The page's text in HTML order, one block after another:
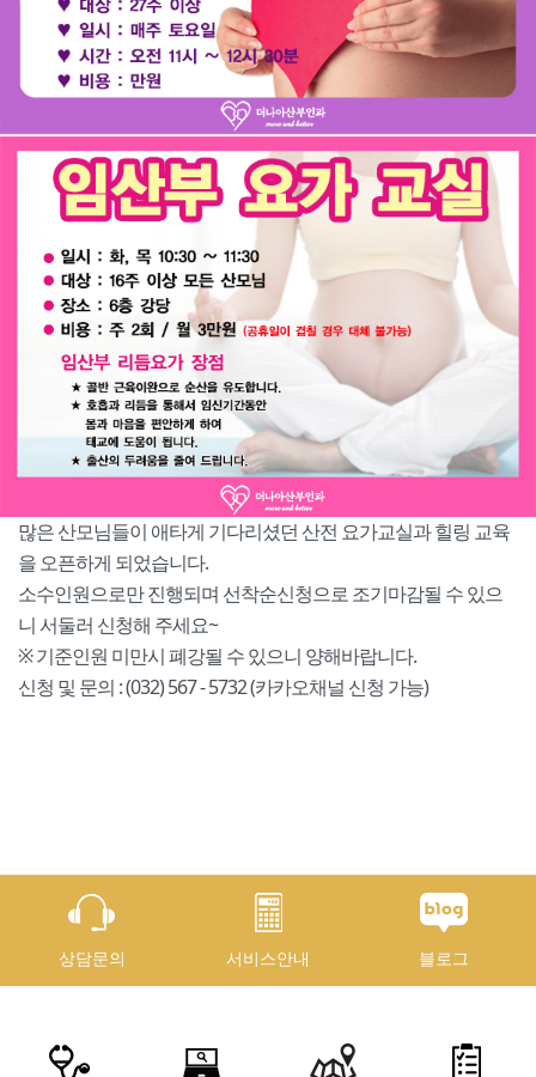
많은 산모님들이 애타게 기다리셨던 산전 요가교실과 힐링 교육
을 오픈하게 되었습니다.
소수인원으로만 진행되며 선착순신청으로 조기마감될 수 있으
니 서둘러 신청해 주세요~
※ 기준인원 미만시 폐강될 수 있으니 양해바랍니다.
신청 및 문의 : (032) 567 - 5732 (카카오채널 신청 가능)
상담문의 서비스안내 블로그